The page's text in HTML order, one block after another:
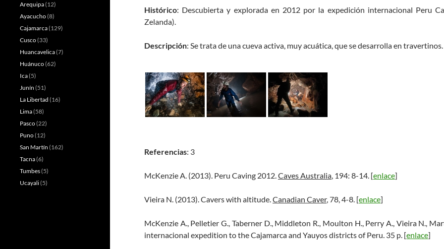
Histórico: Descubierta y explorada en 2012 por la expedición internacional Peru
Zelanda).
Descripción: Se trata de una cueva activa, muy acuática, que se desarrolla en travertinos.
Referencias: 3
McKenzie A. (2013). Peru Caving 2012.Caves Australia, 194: 8-14. [enlace]
Vieira N. (2013). Cavers with altitude.Canadian Caver, 78, 4-8. [enlace]
McKenzie A., Pelletier G., Taberner D., Middleton R., Moulton H., Perry A., Vieira N.,
internacional expedition to the Cajamarca and Yauyos districts of Peru. 35 p. [enlace]
Arequipa(12)
Ayacucho(8)
Cajamarca(129)
Cusco(33)
Huancavelica(7)
Huánuco(62)
Ica(5)
Junín (51)
La Libertad (16)
Lima(58)
Pasco(22)
Puno(12)
San Martín (162)
Tacna(6)
Tumbes(5)
Ucayali(5)